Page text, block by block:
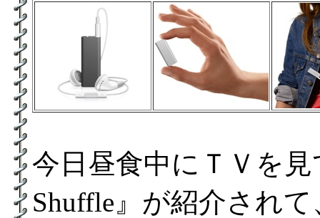
今日昼食中にＴＶを
Shuffle』が紹介され